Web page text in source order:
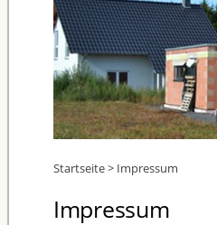
Startseite> Impressum
Impressum